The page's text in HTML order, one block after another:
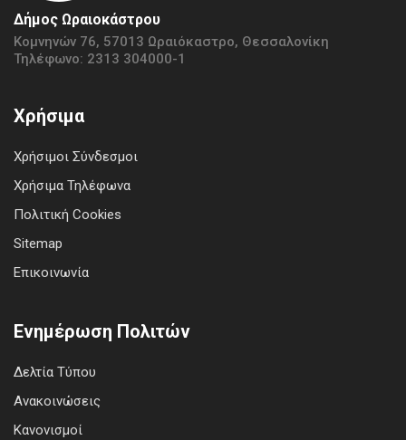
Δήμος Ωραιοκάστρου
Κομνηνών 76, 57013 Ωραιόκαστρο, Θεσσαλονίκη
Τηλέφωνο: 2313 304000-1
Χρήσιμα
Χρήσιμοι Σύνδεσμοι
Χρήσιμα Τηλέφωνα
Πολιτική Cookies
Sitemap
Επικοινωνία
Ενημέρωση Πολιτών
Δελτία Τύπου
Ανακοινώσεις
Κανονισμοί